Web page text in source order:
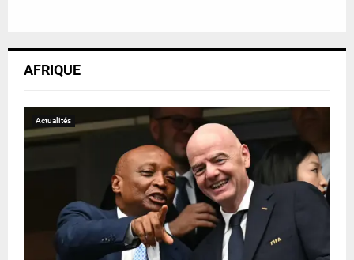
AFRIQUE
Actualités